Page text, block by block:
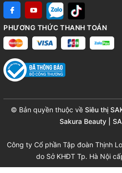
PHƯƠNG THỨC THANH TOÁN
© Bản quyền thuộc về Siêu thị
Sakura Beauty |
Công ty Cổ phần Tập đoàn Thịnh
do Sở KHĐT Tp. Hà Nội